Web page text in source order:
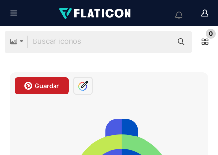
0
Guardar